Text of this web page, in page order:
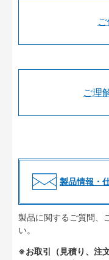
ご理
製品情報・
製品に関するご質問、
い。
※お取引（見積り、注